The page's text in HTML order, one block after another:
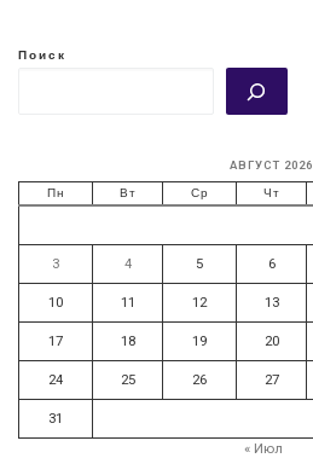
Поиск
АВГУСТ 2026
Пн Вт Ср Чт
3 4 5 6
10 11 12 13
17 18 19 20
24 25 26 27
31
« Июл